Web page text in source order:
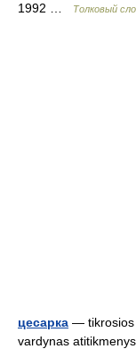
1992 …
Толковый
цесарка — tikrosios
vardynas